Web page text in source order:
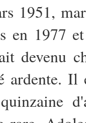
1951,
en 1977
devenu
ardente. Il